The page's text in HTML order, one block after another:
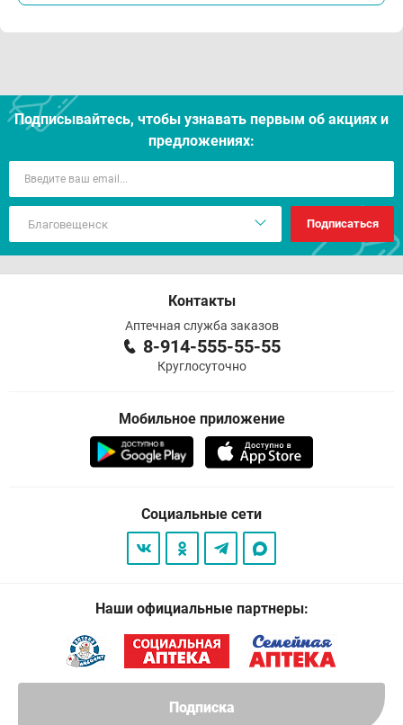
Подписка
Подписывайтесь, чтобы узнавать первым об акцияx и
предложениях:
Подписаться
Контакты
Аптечная служба заказов
8-914-555-55-55
Круглосуточно
Мобильное приложение
Социальные сети
Наши официальные партнеры: